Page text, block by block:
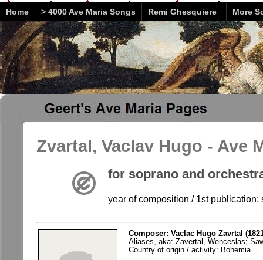
Home > 4000 Ave Maria Songs Remi Ghesquiere More
Zvartal, Vaclav Hugo - Ave
for soprano and
year of composition / 1st publication:
Composer: Vaclac Hugo Zavrtal
Aliases, aka: Zavertal, Wenceslas;
Country of origin / activity: Bohemia